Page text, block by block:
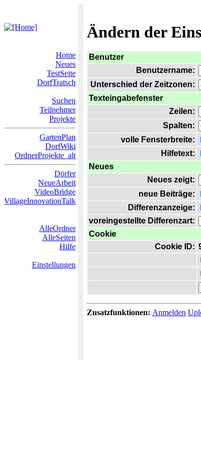
Ändern der
Home
Neues
TestSeite
DorfTratsch
Suchen
Teilnehmer
Projekte
GartenPlan
DorfWiki
OrdnerProjekte_alt
Dörfer
NeueArbeit
VideoBridge
VillageInnovationTalk
AlleOrdner
AlleSeiten
Hilfe
Einstellungen
Benutzer
Benutzername:
Unterschied der Zeitzonen:
Texteingabefenster
Zeilen:
Spalten:
volle Fensterbreite:
Hilfetext:
Neues
Neues zeigt:
neue Beiträge:
Differenzanzeige:
voreingestellte Differenzart:
Cookie
Cookie ID:
Zusatzfunktionen: Anmelden